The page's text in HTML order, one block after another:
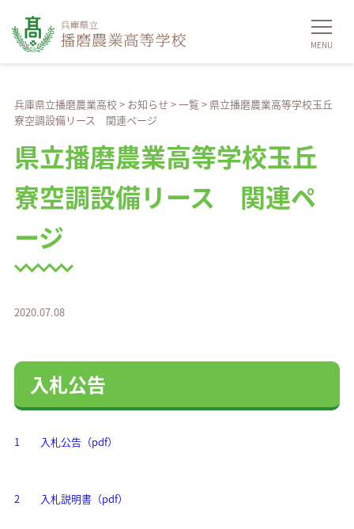
兵庫県立播磨農業高校> お知らせ >一覧> 県立播磨農業高等学校玉丘
寮空調設備リース 関連ページ
県立播磨農業高等学校玉丘
寮空調設備リース 関連ペ
ージ
2020.07.08
入札公告
1 入札公告（pdf）
2 入札説明書（pdf）